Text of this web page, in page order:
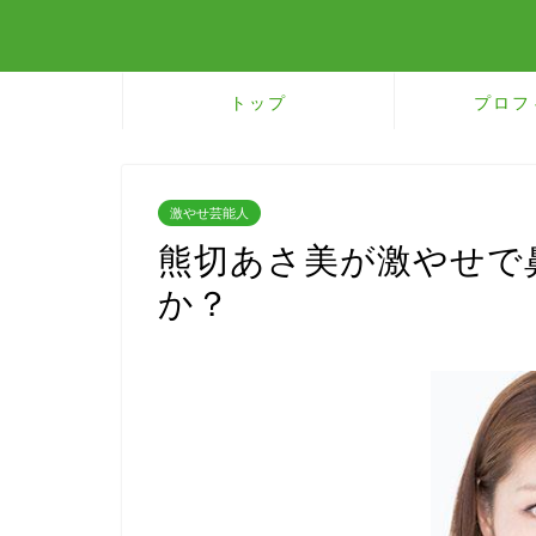
トップ プロ
激やせ芸能人
熊切あさ美が激やせ
か？